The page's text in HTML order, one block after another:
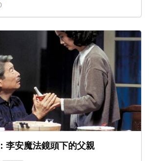
李安魔法鏡頭下的父親